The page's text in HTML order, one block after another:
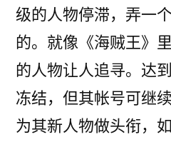
级的人物停滞，弄一
的。就像《海贼王》
的人物让人追寻。达
冻结，但其帐号可继
为其新人物做头衔，